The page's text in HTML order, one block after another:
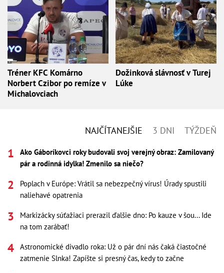
Tréner KFC Komárno
Norbert Czibor po remíze v
Michalovciach
Dožinková slávnosť v Turej
Lúke
NAJČÍTANEJŠIE 3 DNI TÝŽDEŇ
Ako Gáboríkovci roky budovali svoj verejný obraz: Zamilovaný
pár a rodinná idylka! Zmenilo sa niečo?
Poplach v Európe: Vrátil sa nebezpečný vírus! Úrady spustili
naliehavé opatrenia
Markizácky súťažiaci prerazil ďalšie dno: Po kauze v šou... Ide
na tom zarábať!
Astronomické divadlo roka: Už o pár dní nás čaká čiastočné
zatmenie Slnka! Zapíšte si presný čas, kedy to začne